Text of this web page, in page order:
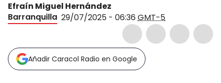
Efraín Miguel Hernández
Barranquilla 29/07/2025 - 06:36 GMT-5
Añadir Caracol Radio en Google